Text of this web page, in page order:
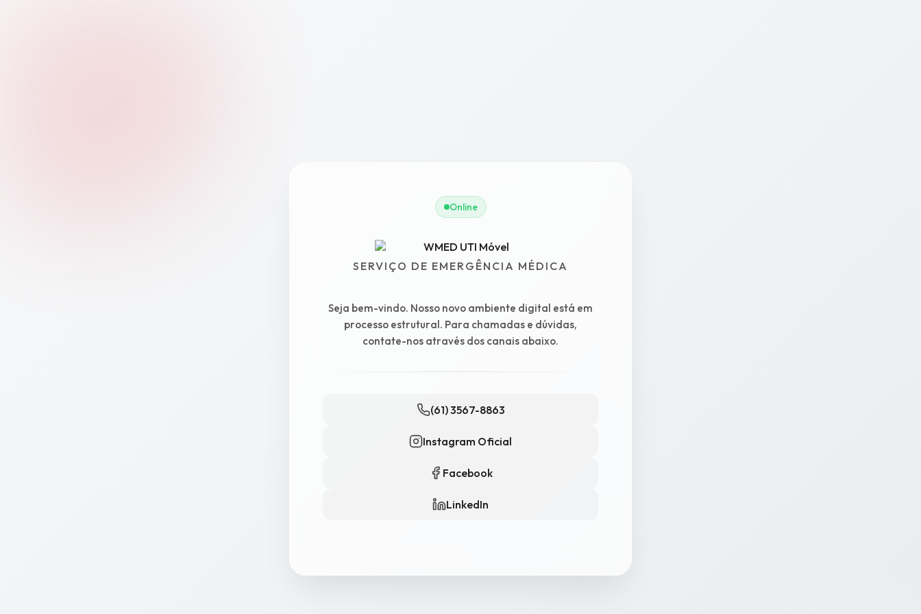
Online
SERVIÇO DE EMERGÊNCIA MÉDICA
Seja bem-vindo. Nosso novo ambiente digital está em
processo estrutural. Para chamadas e dúvidas,
contate-nos através dos canais abaixo.
(61) 3567-8863
Instagram Oficial
Facebook
LinkedIn